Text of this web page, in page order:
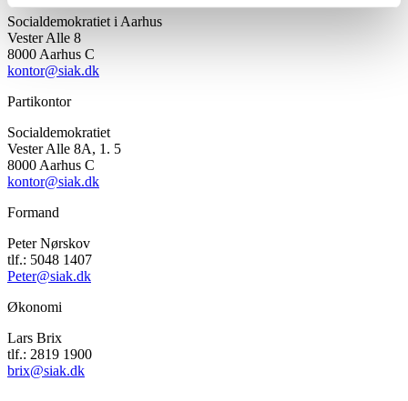
Socialdemokratiet i Aarhus
Vester Alle 8
8000 Aarhus C
kontor@siak.dk
Partikontor
Socialdemokratiet
Vester Alle 8A, 1. 5
8000 Aarhus C
kontor@siak.dk
Formand
Peter Nørskov
tlf.: 5048 1407
Peter@siak.dk
Økonomi
Lars Brix
tlf.: 2819 1900
brix@siak.dk